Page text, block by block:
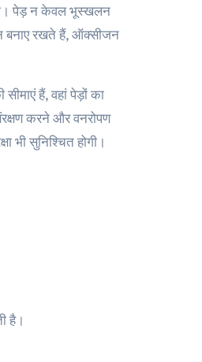
पेड़ न केवल भूस्खलन
बनाए रखते हैं, ऑक्सीजन
हैं, वहां पेड़ों का
करने और वनरोपण
सुनिश्चित होगी।
है।